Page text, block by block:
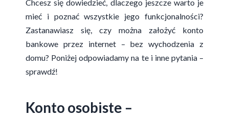
Chcesz się dowiedzieć, dlaczego jeszcze warto je
mieć i poznać wszystkie jego funkcjonalności?
Zastanawiasz się, czy można założyć konto
bankowe przez internet – bez wychodzenia z
domu? Poniżej odpowiadamy na te i inne pytania –
sprawdź!
Konto osobiste –